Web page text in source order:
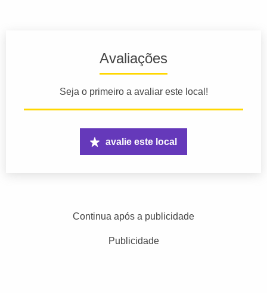
Avaliações
Seja o primeiro a avaliar este local!
avalie este local
Continua após a publicidade
Publicidade